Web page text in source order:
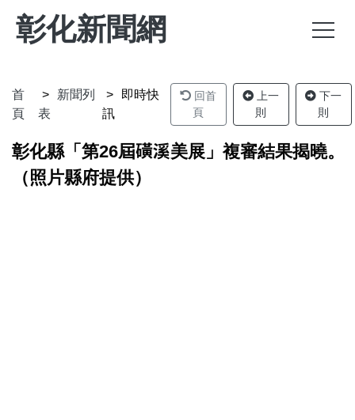
彰化新聞網
首
頁
新聞列
表
即時快
訊
回首
頁
上一
則
下一
則
彰化縣「第26屆磺溪美展」複審結果揭曉。
（照片縣府提供）